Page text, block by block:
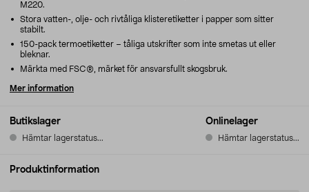
Butikslager
Hämtar lagerstatus...
Onlinelager
Hämtar lagerstatus...
M220.
Stora vatten-, olje- och rivtåliga klisteretiketter i papper som sitter
stabilt.
150-pack termoetiketter – tåliga utskrifter som inte smetas ut eller
bleknar.
Märkta med FSC®, märket för ansvarsfullt skogsbruk.
Mer information
Produktinformation